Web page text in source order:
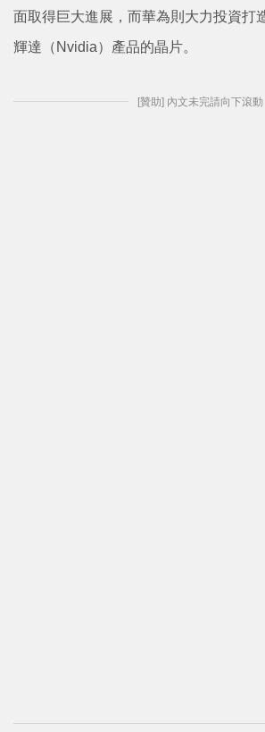
面取得巨大進展，而華為則大力投資打
輝達（Nvidia）產品的晶片。
[贊助] 內文未完請向下滾動